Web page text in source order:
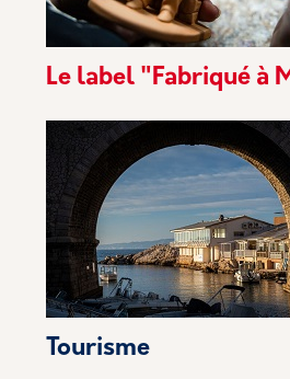
Le label "Fabriqué à
Tourisme